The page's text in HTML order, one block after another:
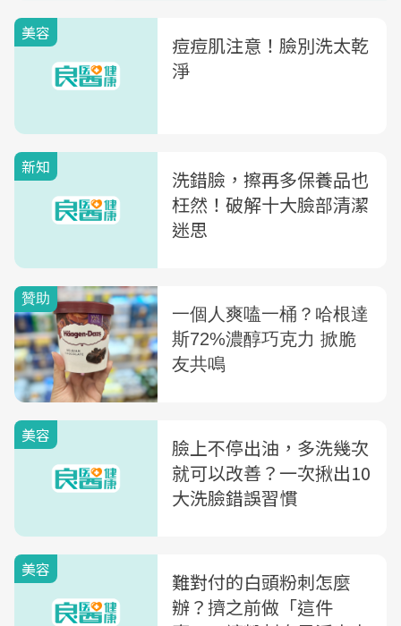
美容
痘痘肌注意！臉別洗太乾
淨
新知
洗錯臉，擦再多保養品也
枉然！破解十大臉部清潔
迷思
美容
臉上不停出油，多洗幾次
就可以改善？一次揪出10
大洗臉錯誤習慣
美容
難對付的白頭粉刺怎麼
辦？擠之前做「這件